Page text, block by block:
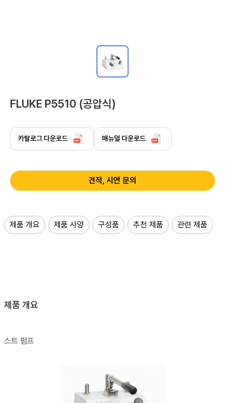
FLUKE P5510 (공압식)
카탈로그 다운로드 매뉴얼 다운로드
견적, 시연 문의
제품 개요 제품 사양 구성품 추천 제품 관련 제품
제품 개요
스트 펌프